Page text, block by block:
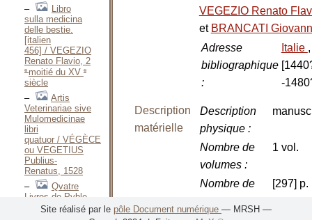
Libro
sulla medicina
delle bestie.
[italien
456] / VEGEZIO
Renato Flavio, 2
e moitié du XV e
siècle
Artis
Veterinariae sive
Mulomedicinae
libri
quatuor / VÉGÈCE
ou VEGETIUS
Publius-
Renatus, 1528
Qvatre
Livres de Pvble
Vegece Renay,
VEGEZIO Renato
et BRANCATI
Adresse
bibliographique
:
Italie ,
-
Description
matérielle
Description
physique:
Nombre de
volumes:
1 vol.
Nombre de
[297] p.
Site réalisé par le pôle Document numérique — MRSH —